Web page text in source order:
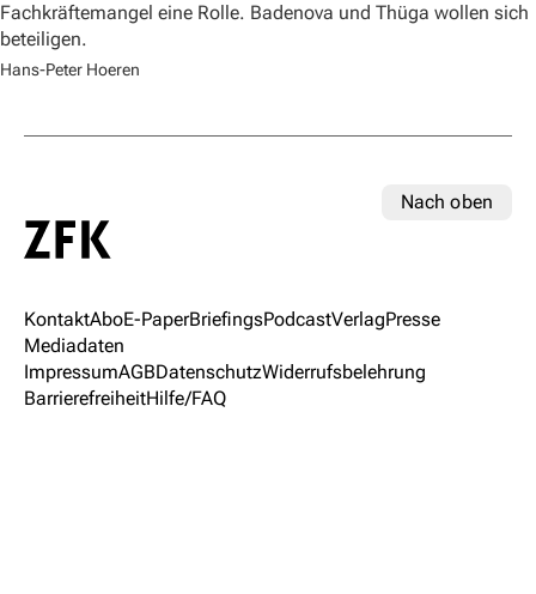
Fachkräftemangel eine Rolle. Badenova und Thüga wollen sich
beteiligen.
Hans-Peter Hoeren
Nach oben
KontaktAboE-PaperBriefingsPodcastVerlagPresse
Mediadaten
ImpressumAGBDatenschutzWiderrufsbelehrung
BarrierefreiheitHilfe/FAQ